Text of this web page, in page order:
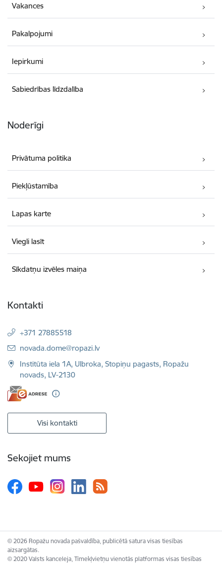
Vakances
Pakalpojumi
Iepirkumi
Sabiedrības līdzdalība
Noderīgi
Privātuma politika
Piekļūstamība
Lapas karte
Viegli lasīt
Sīkdatņu izvēles maiņa
Kontakti
+371 27885518
E-pasts:
novada.dome@ropazi.lv
Institūta iela 1A, Ulbroka, Stopiņu pagasts, Ropažu
novads, LV-2130
Visi kontakti
Sekojiet mums
© 2026 Ropažu novada pašvaldība, publicētā satura visas tiesības
aizsargātas.
© 2020 Valsts kanceleja, Tīmekļvietņu vienotās platformas visas tiesības